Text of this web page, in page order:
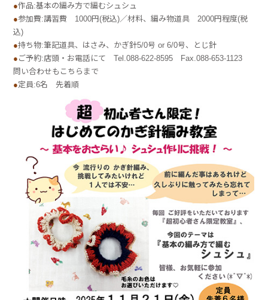
●作品:基本の編み方で編むシュシュ
●参加費:講習費 1000円(税込)／材料、編み物道具 2000円程度(税
込)
●持ち物:筆記道具、はさみ、かぎ針5/0号 or 6/0号、とじ針
● ご予約:店頭・お電話にて Tel.088-622-8595 Fax.088-653-1123
問い合わせもこちらまで
●定員:6名 先着順